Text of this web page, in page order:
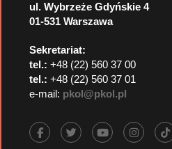
ul. Wybrzeże Gdyńskie 4
01-531 Warszawa
Sekretariat:
tel.: +48 (22) 560 37 00
tel.: +48 (22) 560 37 01
e-mail: pkol@pkol.pl